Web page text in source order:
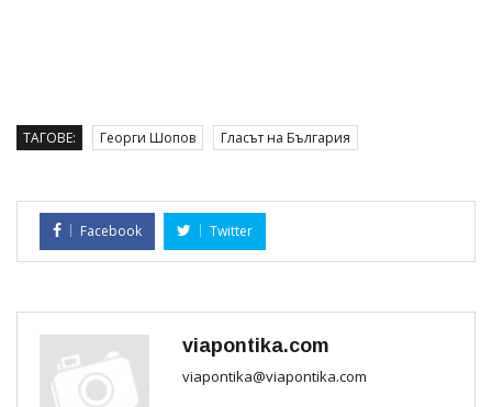
ТАГОВЕ: Георги Шопов Гласът на България
Facebook Twitter
viapontika.com
viapontika@viapontika.com